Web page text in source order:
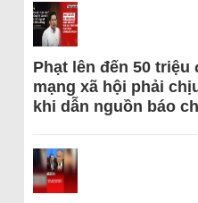
Phạt lên đến 50
mạng xã hội phải
khi dẫn nguồn báo